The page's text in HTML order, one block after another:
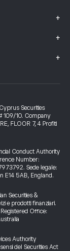
+
+
+
Securities
109/10. Company
FLOOR 7, 4 Profiti
Conduct Authority
Number:
Sede legale:
E14 5AB, England.
Securities &
e prodotti finanziari.
Office:
Authority
del Securities Act